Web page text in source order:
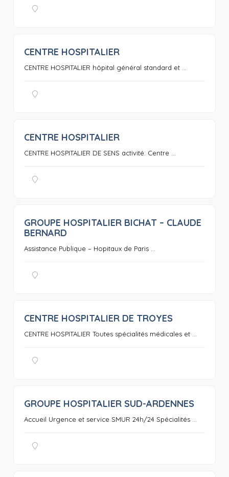
CENTRE HOSPITALIER
CENTRE HOSPITALIER hôpital général standard et ...
CENTRE HOSPITALIER
CENTRE HOSPITALIER DE SENS activité: Centre ...
0
GROUPE HOSPITALIER BICHAT – CLAUDE
BERNARD
Assistance Publique – Hopitaux de Paris ...
CENTRE HOSPITALIER DE TROYES
CENTRE HOSPITALIER Toutes spécialités médicales et ...
0
GROUPE HOSPITALIER SUD-ARDENNES
Accueil Urgence et service SMUR 24h/24 Spécialités ...